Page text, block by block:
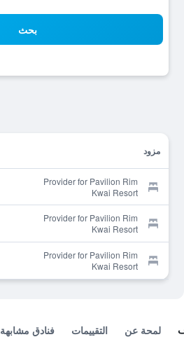
بحث
مزود
Provider for Pavilion Rim
Kwai Resort
Provider for Pavilion Rim
Kwai Resort
Provider for Pavilion Rim
Kwai Resort
لمحة عن التقييمات فنادق مشابهة